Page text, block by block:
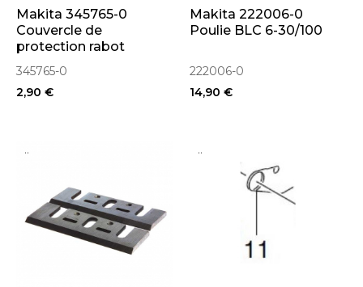
Makita 345765-0
Couvercle de
protection rabot
KP0810
345765-0
2,90 €
Makita 222006-0
Poulie BLC 6-30/100
222006-0
14,90 €
.. ..